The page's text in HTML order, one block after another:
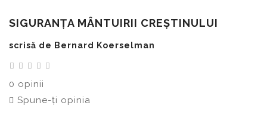
SIGURANŢA MÂNTUIRII CREŞTINULUI
scrisă de Bernard Koerselman
0 opinii
Spune-ţi opinia